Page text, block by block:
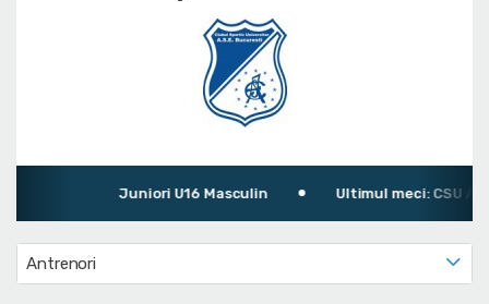
Juniori U16 Masculin Ultimul meci: CSU
Antrenori